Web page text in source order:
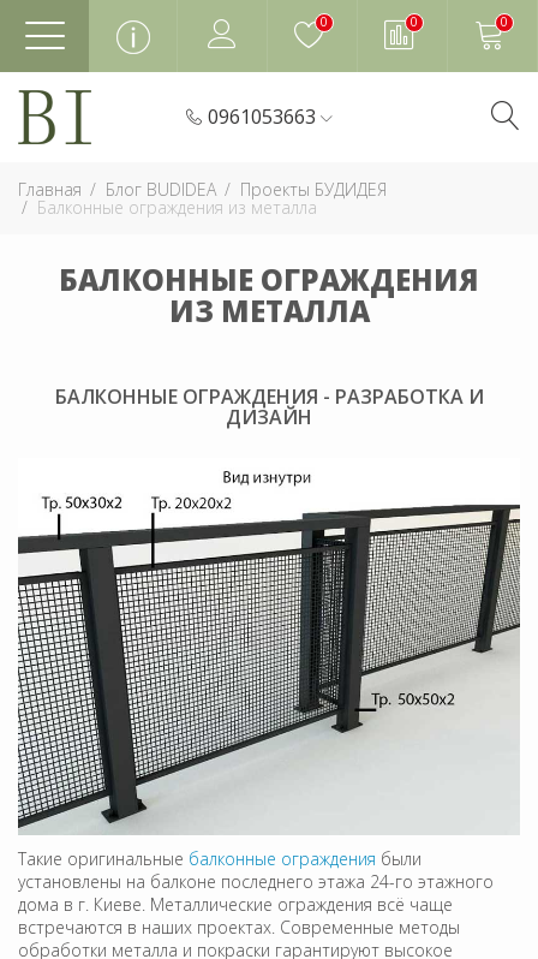
0 0 0
0961053663
Главная Блог BUDIDEA Проекты БУДИДЕЯ
Балконные ограждения из металла
БАЛКОННЫЕ ОГРАЖДЕНИЯ
ИЗ МЕТАЛЛА
БАЛКОННЫЕ ОГРАЖДЕНИЯ - РАЗРАБОТКА И
ДИЗАЙН
Такие оригинальные балконные ограждения были
установлены на балконе последнего этажа 24-го этажного
дома в г. Киеве. Металлические ограждения всё чаще
встречаются в наших проектах. Современные методы
обработки металла и покраски гарантируют высокое